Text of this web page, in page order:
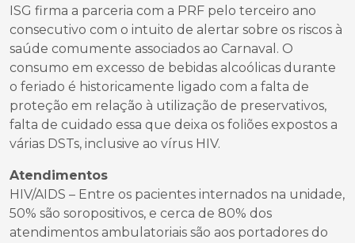
ISG firma a parceria com a PRF pelo terceiro ano
consecutivo com o intuito de alertar sobre os riscos à
saúde comumente associados ao Carnaval. O
consumo em excesso de bebidas alcoólicas durante
o feriado é historicamente ligado com a falta de
proteção em relação à utilização de preservativos,
falta de cuidado essa que deixa os foliões expostos a
várias DSTs, inclusive ao vírus HIV.
Atendimentos
HIV/AIDS – Entre os pacientes internados na unidade,
50% são soropositivos, e cerca de 80% dos
atendimentos ambulatoriais são aos portadores do